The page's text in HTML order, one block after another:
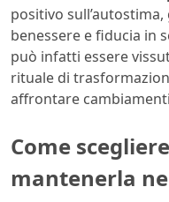
positivo
benessere e fiducia in
può infatti essere
rituale di
affrontare
Come
mantenerla